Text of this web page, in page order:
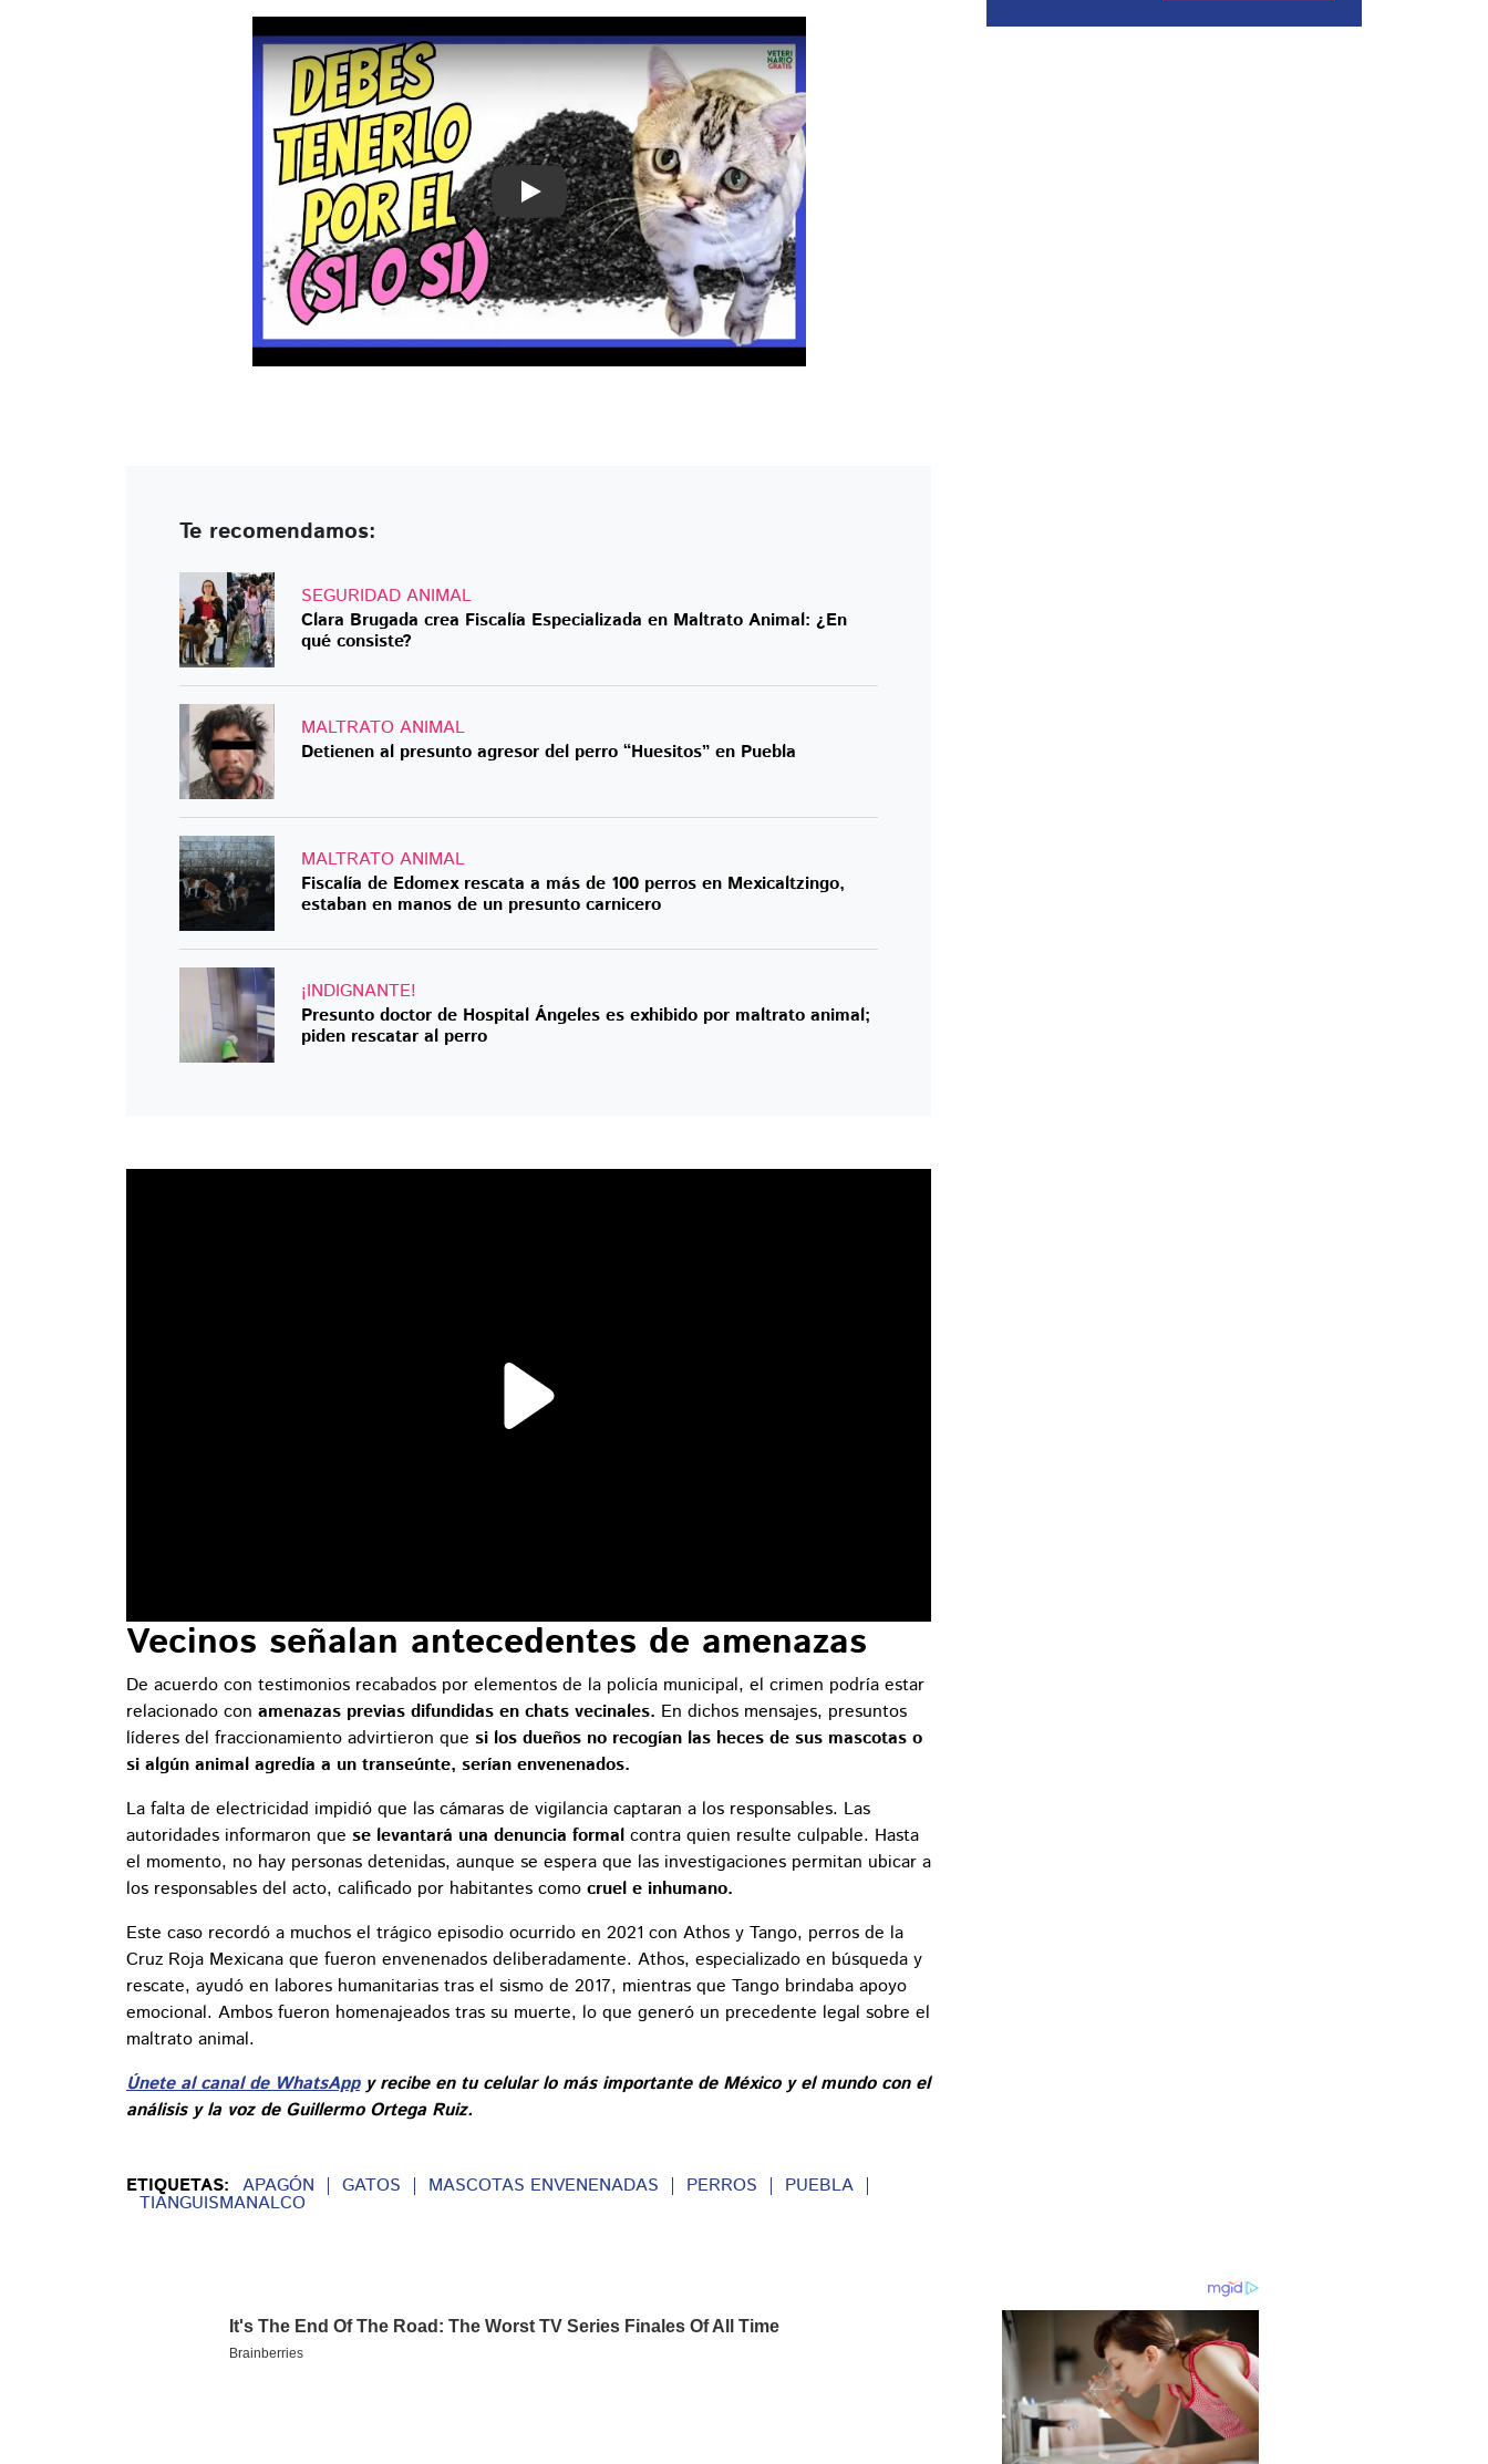
Play
Te recomendamos:
SEGURIDAD ANIMAL
Clara Brugada crea Fiscalía Especializada en Maltrato Animal: ¿En
qué consiste?
MALTRATO ANIMAL
Detienen al presunto agresor del perro “Huesitos” en Puebla
MALTRATO ANIMAL
Fiscalía de Edomex rescata a más de 100 perros en Mexicaltzingo,
estaban en manos de un presunto carnicero
¡INDIGNANTE!
Presunto doctor de Hospital Ángeles es exhibido por maltrato animal;
piden rescatar al perro
Vecinos señalan antecedentes de amenazas
De acuerdo con testimonios recabados por elementos de la policía municipal, el crimen podría estar
relacionado con amenazas previas difundidas en chats vecinales. En dichos mensajes, presuntos
líderes del fraccionamiento advirtieron que si los dueños no recogían las heces de sus mascotas o
si algún animal agredía a un transeúnte, serían envenenados.
La falta de electricidad impidió que las cámaras de vigilancia captaran a los responsables. Las
autoridades informaron que se levantará una denuncia formal contra quien resulte culpable. Hasta
el momento, no hay personas detenidas, aunque se espera que las investigaciones permitan ubicar a
los responsables del acto, calificado por habitantes como cruel e inhumano.
Este caso recordó a muchos el trágico episodio ocurrido en 2021 con Athos y Tango, perros de la
Cruz Roja Mexicana que fueron envenenados deliberadamente. Athos, especializado en búsqueda y
rescate, ayudó en labores humanitarias tras el sismo de 2017, mientras que Tango brindaba apoyo
emocional. Ambos fueron homenajeados tras su muerte, lo que generó un precedente legal sobre el
maltrato animal.
Únete al canal de WhatsAppy recibe en tu celular lo más importante de México y el mundo con el
análisis y la voz de Guillermo Ortega Ruiz.
ETIQUETAS: APAGÓN GATOS MASCOTAS ENVENENADAS PERROS PUEBLA
TIANGUISMANALCO